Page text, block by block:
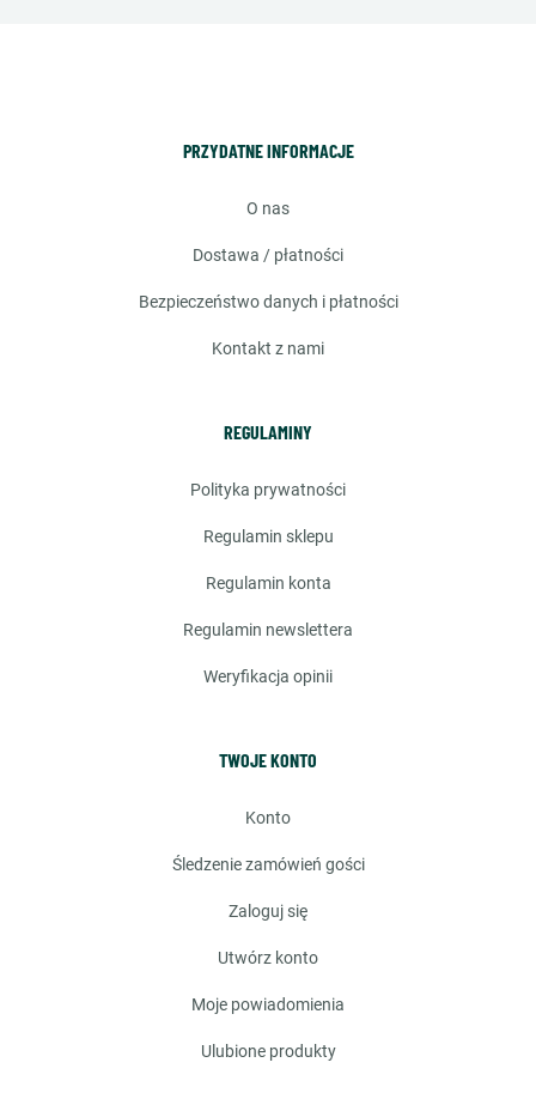
PRZYDATNE INFORMACJE
o nas
dostawa / płatności
bezpieczeństwo danych i płatności
kontakt z nami
REGULAMINY
polityka prywatności
regulamin sklepu
regulamin konta
regulamin newslettera
weryfikacja opinii
TWOJE KONTO
konto
śledzenie zamówień gości
zaloguj się
utwórz konto
moje powiadomienia
ulubione produkty